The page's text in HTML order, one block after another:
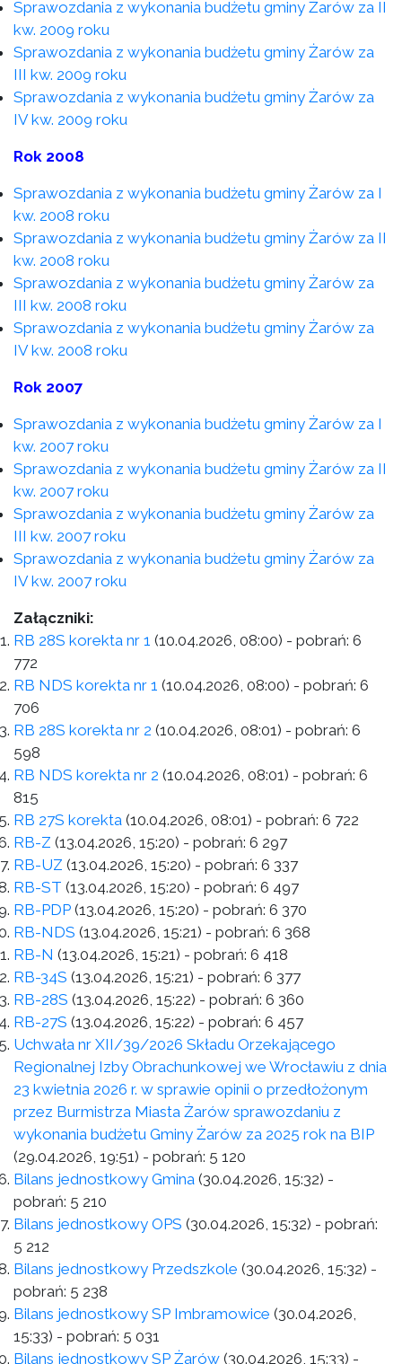
Sprawozdania z wykonania budżetu gminy Żarów za II
kw. 2009 roku
Sprawozdania z wykonania budżetu gminy Żarów za
III kw. 2009 roku
Sprawozdania z wykonania budżetu gminy Żarów za
IV kw. 2009 roku
Rok 2008
Sprawozdania z wykonania budżetu gminy Żarów za I
kw. 2008 roku
Sprawozdania z wykonania budżetu gminy Żarów za II
kw. 2008 roku
Sprawozdania z wykonania budżetu gminy Żarów za
III kw. 2008 roku
Sprawozdania z wykonania budżetu gminy Żarów za
IV kw. 2008 roku
Rok 2007
Sprawozdania z wykonania budżetu gminy Żarów za I
kw. 2007 roku
Sprawozdania z wykonania budżetu gminy Żarów za II
kw. 2007 roku
Sprawozdania z wykonania budżetu gminy Żarów za
III kw. 2007 roku
Sprawozdania z wykonania budżetu gminy Żarów za
IV kw. 2007 roku
Załączniki:
RB 28S korekta nr 1 (10.04.2026, 08:00) - pobrań: 6
772
RB NDS korekta nr 1 (10.04.2026, 08:00) - pobrań: 6
706
RB 28S korekta nr 2 (10.04.2026, 08:01) - pobrań: 6
598
RB NDS korekta nr 2 (10.04.2026, 08:01) - pobrań: 6
815
RB 27S korekta (10.04.2026, 08:01) - pobrań: 6 722
RB-Z (13.04.2026, 15:20) - pobrań: 6 297
RB-UZ (13.04.2026, 15:20) - pobrań: 6 337
RB-ST (13.04.2026, 15:20) - pobrań: 6 497
RB-PDP (13.04.2026, 15:20) - pobrań: 6 370
RB-NDS (13.04.2026, 15:21) - pobrań: 6 368
RB-N (13.04.2026, 15:21) - pobrań: 6 418
RB-34S (13.04.2026, 15:21) - pobrań: 6 377
RB-28S (13.04.2026, 15:22) - pobrań: 6 360
RB-27S (13.04.2026, 15:22) - pobrań: 6 457
Uchwała nr XII/39/2026 Składu Orzekającego
Regionalnej Izby Obrachunkowej we Wrocławiu z dnia
23 kwietnia 2026 r. w sprawie opinii o przedłożonym
przez Burmistrza Miasta Żarów sprawozdaniu z
wykonania budżetu Gminy Żarów za 2025 rok na BIP
(29.04.2026, 19:51) - pobrań: 5 120
Bilans jednostkowy Gmina (30.04.2026, 15:32) -
pobrań: 5 210
Bilans jednostkowy OPS (30.04.2026, 15:32) - pobrań:
5 212
Bilans jednostkowy Przedszkole (30.04.2026, 15:32) -
pobrań: 5 238
Bilans jednostkowy SP Imbramowice (30.04.2026,
15:33) - pobrań: 5 031
Bilans jednostkowy SP Żarów (30.04.2026, 15:33) -